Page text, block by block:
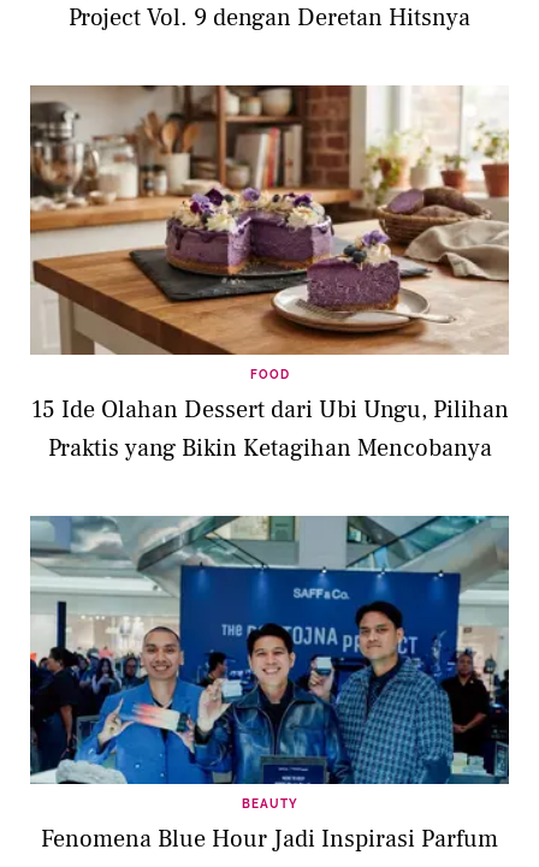
Project Vol. 9 dengan Deretan Hitsnya
FOOD
15 Ide Olahan Dessert dari Ubi Ungu, Pilihan
Praktis yang Bikin Ketagihan Mencobanya
BEAUTY
Fenomena Blue Hour Jadi Inspirasi Parfum